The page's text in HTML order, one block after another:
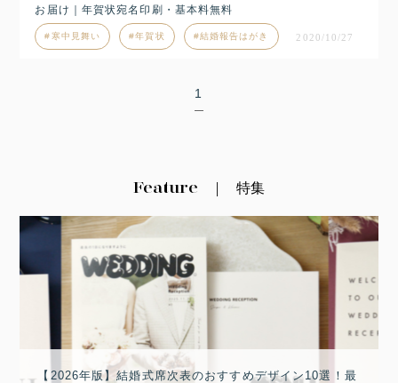
お届け｜年賀状宛名印刷・基本料無料
寒中見舞い 年賀状 結婚報告はがき 2020/10/27
1
Feature 特集
【2026年版】結婚式席次表のおすすめデザイン10選！最